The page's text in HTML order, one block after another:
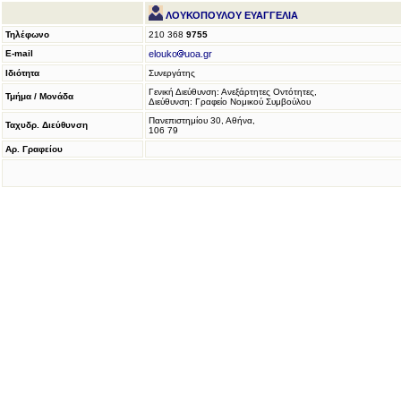
ΛΟΥΚΟΠΟΥΛΟΥ ΕΥΑΓΓΕΛΙΑ
Τηλέφωνο 210 368 9755
E-mail
elouko uoa.gr
Ιδιότητα Συνεργάτης
Τμήμα / Μονάδα
Γενική Διεύθυνση: Ανεξάρτητες Οντότητες,
Διεύθυνση: Γραφείο Νομικού Συμβούλου
Ταχυδρ. Διεύθυνση
Πανεπιστημίου 30, Αθήνα,
106 79
Αρ. Γραφείου